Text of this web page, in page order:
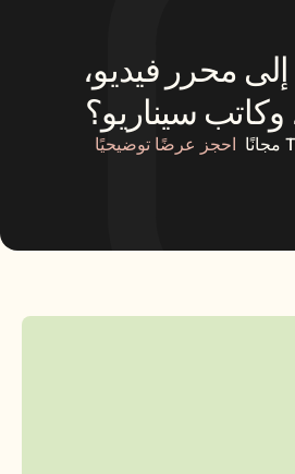
سيناريو؟
احجز عرضًا توضيحيًا